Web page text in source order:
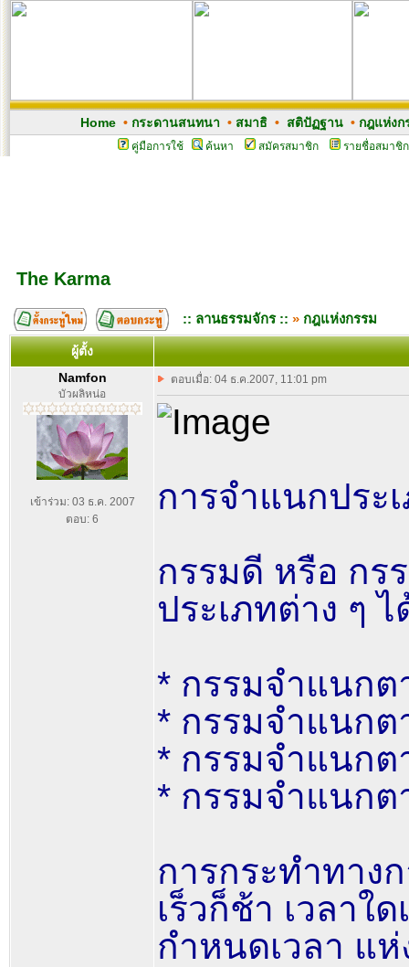
Home• กระดานสนทนา • สมาธิ• สติปัฏฐาน• กฎแห่งก
คู่มือการใช้ ค้นหา สมัครสมาชิก รายชื่อสมาชิก
The Karma
:: ลานธรรมจักร :: » กฎแห่งกรรม
ผู้ตั้ง
Namfon
บัวผลิหน่อ
เข้าร่วม: 03 ธ.ค. 2007
ตอบ: 6
ตอบเมื่อ: 04 ธ.ค.2007, 11:01 pm
การจำแนกประ
กรรมดี หรือ กร
ประเภทต่าง ๆ
* กรรมจำแนกต
* กรรมจำแนกต
* กรรมจำแนกต
* กรรมจำแนกต
การกระทำทาง
เร็วก็ช้า เวลาใ
กำหนดเวลา แ